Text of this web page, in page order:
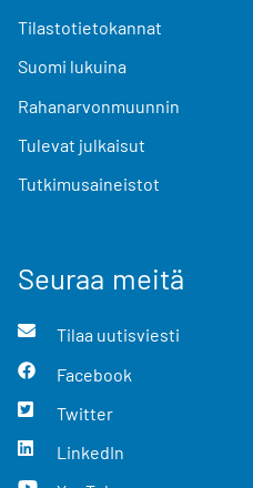
Tilastotietokannat
Suomi lukuina
Rahanarvonmuunnin
Tulevat julkaisut
Tutkimusaineistot
Seuraa meitä
Tilaa uutisviesti
Facebook
Twitter
LinkedIn